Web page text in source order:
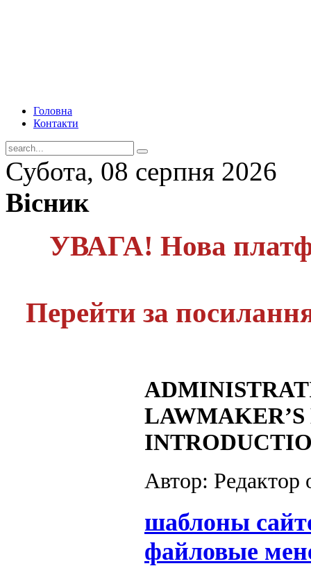
Головна
Контакти
Субота, 08 серпня 2026
Вісник
УВАГА! Нова
Перейти за
Автор: Редактор
шаблоны
файловые